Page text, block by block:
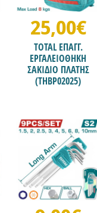
25,00€
TOTAL ΕΠΑΓΓ.
ΕΡΓΑΛΕΙΟΘΗΚΗ
ΣΑΚΙΔΙΟ ΠΛΑΤΗΣ
(THBP02025)